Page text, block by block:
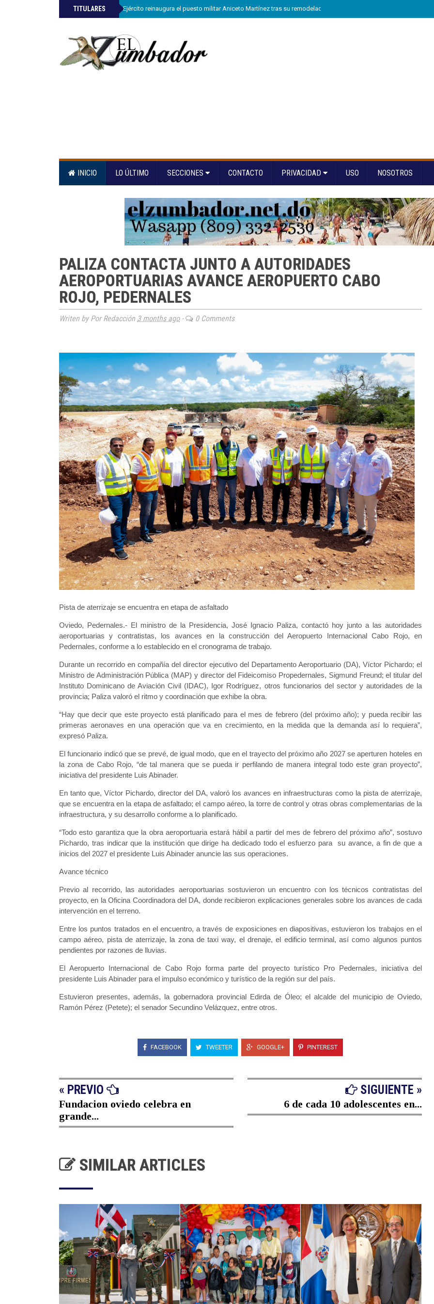
TITULARES
»Comandante del Ejército reinaugura el puesto militar Aniceto Martínez tras su remodelación en Hondo Valle
INICIO LO ÚLTIMO SECCIONES CONTACTO PRIVACIDAD USO NOSOTROS
PALIZA CONTACTA JUNTO A AUTORIDADES
AEROPORTUARIAS AVANCE AEROPUERTO CABO
ROJO, PEDERNALES
Writen by Por Redacción 3 months ago- 0 Comments
Pista de aterrizaje se encuentra en etapa de asfaltado
Oviedo, Pedernales.- El ministro de la Presidencia, José Ignacio Paliza, contactó hoy junto a las autoridades
aeroportuarias y contratistas, los avances en la construcción del Aeropuerto Internacional Cabo Rojo, en
Pedernales, conforme a lo establecido en el cronograma de trabajo.
Durante un recorrido en compañía del director ejecutivo del Departamento Aeroportuario (DA), Víctor Pichardo; el
Ministro de Administración Pública (MAP) y director del Fideicomiso Propedernales, Sigmund Freund; el titular del
Instituto Dominicano de Aviación Civil (IDAC), Igor Rodríguez, otros funcionarios del sector y autoridades de la
provincia; Paliza valoró el ritmo y coordinación que exhibe la obra.
“Hay que decir que este proyecto está planificado para el mes de febrero (del próximo año); y pueda recibir las
primeras aeronaves en una operación que va en crecimiento, en la medida que la demanda así lo requiera”,
expresó Paliza.
El funcionario indicó que se prevé, de igual modo, que en el trayecto del próximo año 2027 se aperturen hoteles en
la zona de Cabo Rojo, “de tal manera que se pueda ir perfilando de manera integral todo este gran proyecto”,
iniciativa del presidente Luis Abinader.
En tanto que, Víctor Pichardo, director del DA, valoró los avances en infraestructuras como la pista de aterrizaje,
que se encuentra en la etapa de asfaltado; el campo aéreo, la torre de control y otras obras complementarias de la
infraestructura, y su desarrollo conforme a lo planificado.
“Todo esto garantiza que la obra aeroportuaria estará hábil a partir del mes de febrero del próximo año”, sostuvo
Pichardo, tras indicar que la institución que dirige ha dedicado todo el esfuerzo para su avance, a fin de que a
inicios del 2027 el presidente Luis Abinader anuncie las sus operaciones.
Avance técnico
Previo al recorrido, las autoridades aeroportuarias sostuvieron un encuentro con los técnicos contratistas del
proyecto, en la Oficina Coordinadora del DA, donde recibieron explicaciones generales sobre los avances de cada
intervención en el terreno.
Entre los puntos tratados en el encuentro, a través de exposiciones en diapositivas, estuvieron los trabajos en el
campo aéreo, pista de aterrizaje, la zona de taxi way, el drenaje, el edificio terminal, así como algunos puntos
pendientes por razones de lluvias.
El Aeropuerto Internacional de Cabo Rojo forma parte del proyecto turístico Pro Pedernales, iniciativa del
presidente Luis Abinader para el impulso económico y turístico de la región sur del país.
Estuvieron presentes, además, la gobernadora provincial Edirda de Óleo; el alcalde del municipio de Oviedo,
Ramón Pérez (Petete); el senador Secundino Velázquez, entre otros.
FACEBOOK TWEETER GOOGLE+ PINTEREST
« PREVIO
Fundacion oviedo celebra en
grande...
SIGUIENTE »
6 de cada 10 adolescentes en...
SIMILAR ARTICLES